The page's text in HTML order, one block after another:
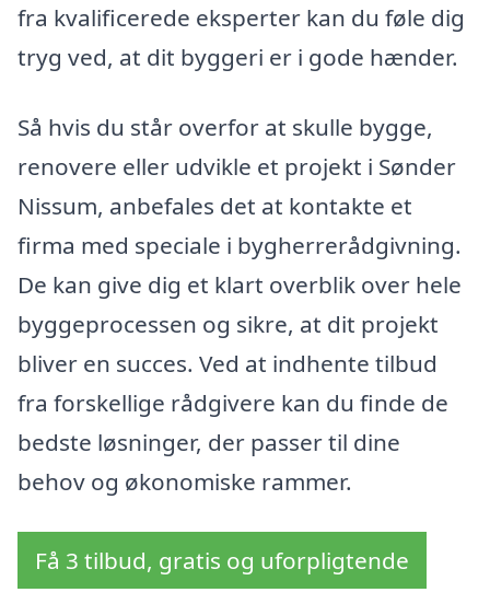
fra kvalificerede eksperter kan du føle dig
tryg ved, at dit byggeri er i gode hænder.
Så hvis du står overfor at skulle bygge,
renovere eller udvikle et projekt i Sønder
Nissum, anbefales det at kontakte et
firma med speciale i bygherrerådgivning.
De kan give dig et klart overblik over hele
byggeprocessen og sikre, at dit projekt
bliver en succes. Ved at indhente tilbud
fra forskellige rådgivere kan du finde de
bedste løsninger, der passer til dine
behov og økonomiske rammer.
Få 3 tilbud, gratis og uforpligtende